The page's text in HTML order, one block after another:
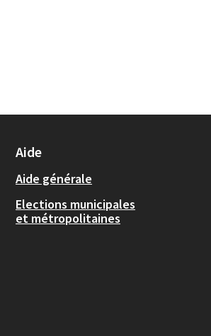
Aide
Aide générale
Elections municipales
et métropolitaines